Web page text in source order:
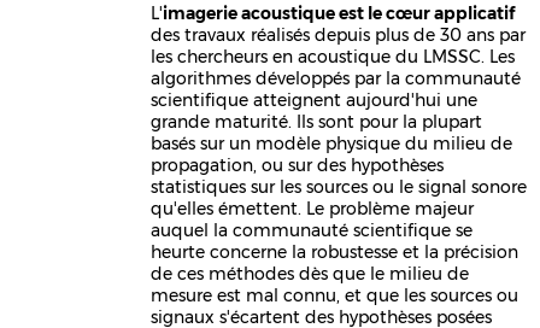
L'imagerie acoustique est le cœur applicatif
des travaux réalisés depuis plus de 30 ans par
les chercheurs en acoustique du LMSSC. Les
algorithmes développés par la communauté
scientifique atteignent aujourd'hui une
grande maturité. Ils sont pour la plupart
basés sur un modèle physique du milieu de
propagation, ou sur des hypothèses
statistiques sur les sources ou le signal sonore
qu'elles émettent. Le problème majeur
auquel la communauté scientifique se
heurte concerne la robustesse et la précision
de ces méthodes dès que le milieu de
mesure est mal connu, et que les sources ou
signaux s'écartent des hypothèses posées